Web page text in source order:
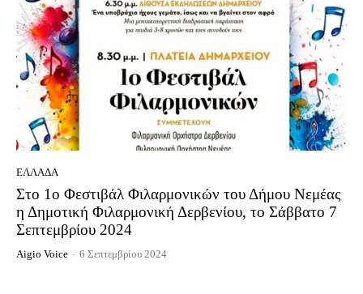
ΕΛΛΆΔΑ
Στο 1ο Φεστιβάλ Φιλαρμονικών του Δήμου Νεμέας
η Δημοτική Φιλαρμονική Δερβενίου, το Σάββατο 7
Σεπτεμβρίου 2024
Aigio Voice - 6 Σεπτεμβρίου 2024